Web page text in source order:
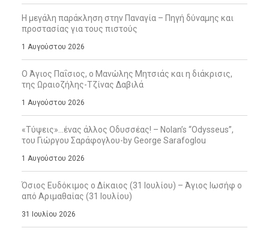
Η μεγάλη παράκληση στην Παναγία – Πηγή δύναμης και
προστασίας για τους πιστούς
1 Αυγούστου 2026
Ο Άγιος Παΐσιος, ο Μανώλης Μητσιάς και η διάκρισις,
της Ωραιοζήλης-Τζίνας Δαβιλά
1 Αυγούστου 2026
«Τύψεις»…ένας άλλος Οδυσσέας! – Nolan’s “Odysseus”,
του Γιώργου Σαράφογλου-by George Sarafoglou
1 Αυγούστου 2026
Όσιος Ευδόκιμος ο Δίκαιος (31 Ιουλίου) – Άγιος Ιωσήφ ο
από Αριμαθαίας (31 Ιουλίου)
31 Ιουλίου 2026